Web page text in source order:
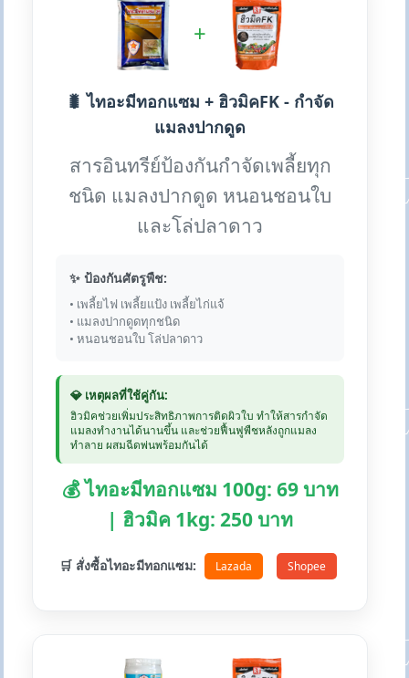
+
🐛 ไทอะมีทอกแซม + ฮิวมิคFK - กำจัด
แมลงปากดูด
สารอินทรีย์ป้องกันกำจัดเพลี้ยทุก
ชนิด แมลงปากดูด หนอนชอนใบ
และโล่ปลาดาว
✨ ป้องกันศัตรูพืช:
• เพลี้ยไฟ เพลี้ยแป้ง เพลี้ยไก่แจ้
• แมลงปากดูดทุกชนิด
• หนอนชอนใบ โล่ปลาดาว
💎 เหตุผลที่ใช้คู่กัน:
ฮิวมิคช่วยเพิ่มประสิทธิภาพการติดผิวใบ ทำให้สารกำจัด
แมลงทำงานได้นานขึ้น และช่วยฟื้นฟูพืชหลังถูกแมลง
ทำลาย ผสมฉีดพ่นพร้อมกันได้
💰 ไทอะมีทอกแซม 100g: 69 บาท
| ฮิวมิค 1kg: 250 บาท
🛒 สั่งซื้อไทอะมีทอกแซม: Lazada Shopee